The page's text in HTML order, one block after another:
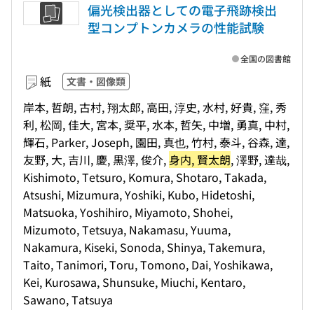
偏光検出器としての電子飛跡検出
型コンプトンカメラの性能試験
紙 文書・図像類
岸本, 哲朗, 古村, 翔太郎, 高田, 淳史, 水村, 好貴, 窪, 秀
利, 松岡, 佳大, 宮本, 奨平, 水本, 哲矢, 中増, 勇真, 中村,
輝石, Parker, Joseph, 園田, 真也, 竹村, 泰斗, 谷森, 達,
友野, 大, 吉川, 慶, 黒澤, 俊介, 身内, 賢太朗, 澤野, 達哉,
Kishimoto, Tetsuro, Komura, Shotaro, Takada,
Atsushi, Mizumura, Yoshiki, Kubo, Hidetoshi,
Matsuoka, Yoshihiro, Miyamoto, Shohei,
Mizumoto, Tetsuya, Nakamasu, Yuuma,
Nakamura, Kiseki, Sonoda, Shinya, Takemura,
Taito, Tanimori, Toru, Tomono, Dai, Yoshikawa,
Kei, Kurosawa, Shunsuke, Miuchi, Kentaro,
Sawano, Tatsuya
全国の図書館